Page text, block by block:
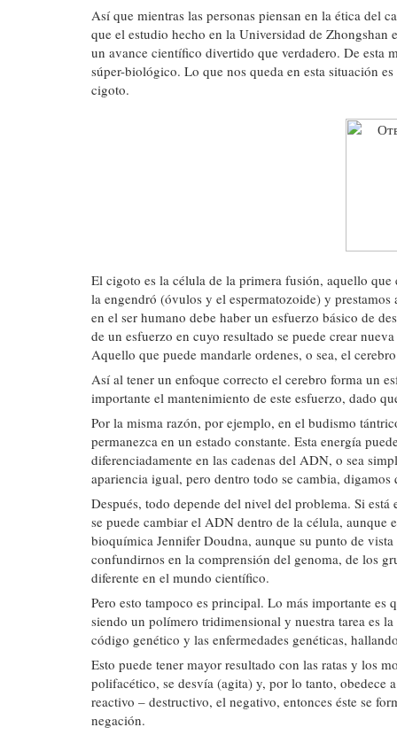
Así que mientras las personas piensan en la ética
que el estudio hecho en la Universidad de
un avance científico divertido que verdadero. De esta
súper-biológico. Lo que nos queda en esta situación
cigoto.
El cigoto es la célula de la primera fusión, aquello
la engendró (óvulos y el espermatozoide) y
en el ser humano debe haber un esfuerzo básico de
de un esfuerzo en cuyo resultado se puede crear
Aquello que puede mandarle ordenes, o sea, el
Así al tener un enfoque correcto el cerebro forma un
importante el mantenimiento de este esfuerzo, dado
Por la misma razón, por ejemplo, en el budismo
permanezca en un estado constante. Esta energía
diferenciadamente en las cadenas del ADN, o sea
apariencia igual, pero dentro todo se cambia, digamos
Después, todo depende del nivel del problema. Si
se puede cambiar el ADN dentro de la célula, aunque
bioquímica Jennifer Doudna, aunque su punto de
confundirnos en la comprensión del genoma, de los
diferente en el mundo científico.
Pero esto tampoco es principal. Lo más importante es
siendo un polímero tridimensional y nuestra tarea es
código genético y las enfermedades genéticas,
Esto puede tener mayor resultado con las ratas y los
polifacético, se desvía (agita) y, por lo tanto, obedece
reactivo – destructivo, el negativo, entonces éste se
negación.